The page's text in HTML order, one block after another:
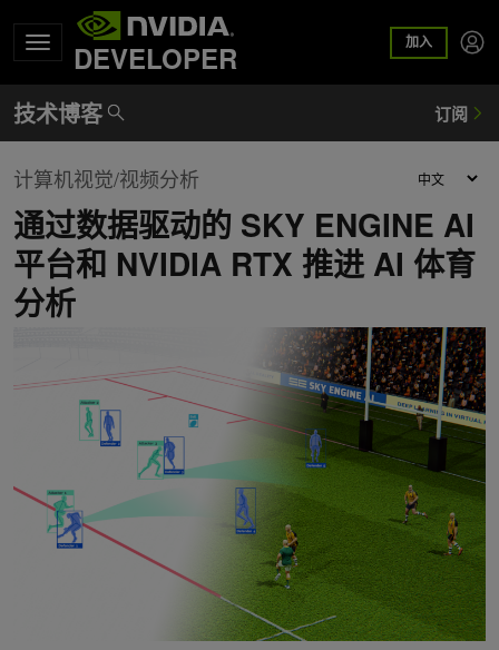
DEVELOPER 加入
计算机视觉/视频分析
通过数据驱动的 SKY ENGINE AI
平台和 NVIDIA RTX 推进 AI 体育
分析